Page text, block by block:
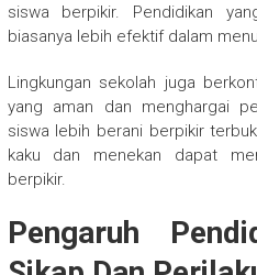
siswa berpikir. Pendidikan
biasanya lebih efektif dalam
Lingkungan sekolah juga
yang aman dan menghargai
siswa lebih berani berpikir
kaku dan menekan dapat
berpikir.
Pengaruh